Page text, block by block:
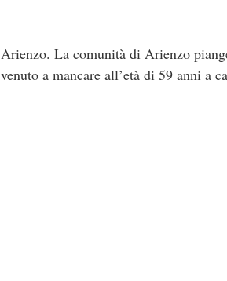
Arienzo. La comunità di Arienzo
venuto a mancare all’età di 59 anni a